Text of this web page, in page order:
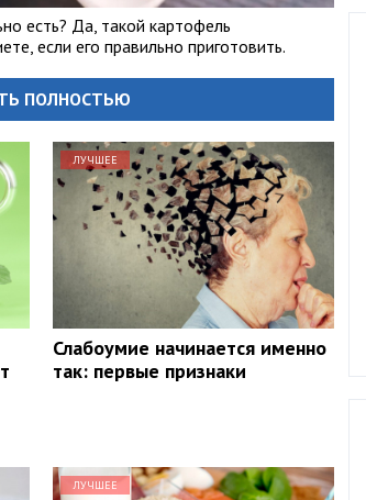
есть? Да, такой картофель
если его правильно приготовить.
ПОЛНОСТЬЮ
ЛУЧШЕЕ
Слабоумие начинается именно
так: первые признаки
ЛУЧШЕЕ